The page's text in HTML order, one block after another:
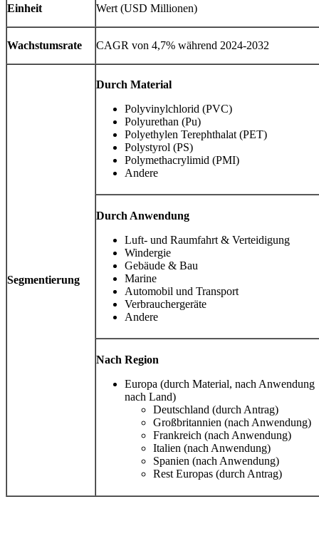
Einheit Wert (USD Millionen)
Wachstumsrate CAGR von 4,7% während 2024-2032
Segmentierung
Durch Material
Polyvinylchlorid (PVC)
Polyurethan (Pu)
Polyethylen Terephthalat (PET)
Polystyrol (PS)
Polymethacrylimid (PMI)
Andere
Durch Anwendung
Luft- und Raumfahrt & Verteidigung
Windergie
Gebäude & Bau
Marine
Automobil und Transport
Verbrauchergeräte
Andere
Nach Region
Europa (durch Material, nach Anwendung
nach Land)
Deutschland (durch Antrag)
Großbritannien (nach Anwendung)
Frankreich (nach Anwendung)
Italien (nach Anwendung)
Spanien (nach Anwendung)
Rest Europas (durch Antrag)